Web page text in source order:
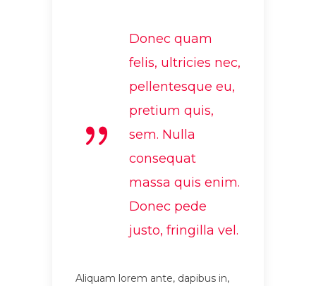
Donec quam
felis, ultricies nec,
pellentesque eu,
pretium quis,
sem. Nulla
consequat
massa quis enim.
Donec pede
justo, fringilla vel.
Aliquam lorem ante, dapibus in,